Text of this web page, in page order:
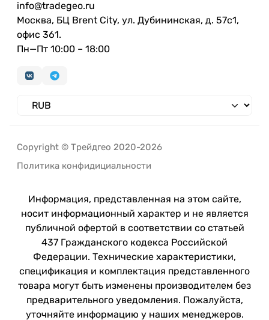
info@tradegeo.ru
Москва, БЦ Brent City, ул. Дубининская, д. 57с1,
офис 361.
Пн—Пт 10:00 – 18:00
Copyright © Трейдгео 2020-2026
Политика конфидициальности
Информация, представленная на этом сайте,
носит информационный характер и не является
публичной офертой в соответствии со статьей
437 Гражданского кодекса Российской
Федерации. Технические характеристики,
спецификация и комплектация представленного
товара могут быть изменены производителем без
предварительного уведомления. Пожалуйста,
уточняйте информацию у наших менеджеров.